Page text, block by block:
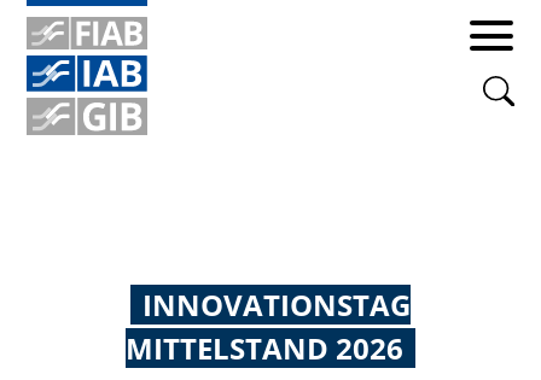
INNOVATIONSTAG
MITTELSTAND 2026